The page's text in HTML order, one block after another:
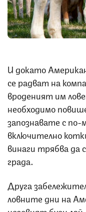
И докато
се радват на
вроденият им
необходимо
запознавате с
включително
винаги трябва да
града.
Друга
ловните дни на